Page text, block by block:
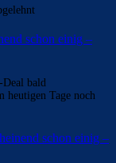
schon einig –
bald
heutigen Tage noch
schon einig –